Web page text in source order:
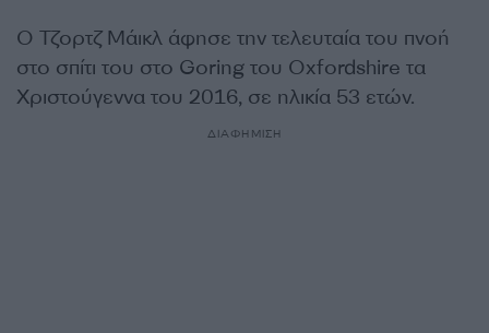
Ο Τζορτζ Μάικλ άφησε την τελευταία του πνοή
στο σπίτι του στο Goring του Oxfordshire τα
Χριστούγεννα του 2016, σε ηλικία 53 ετών.
ΔΙΑΦΗΜΙΣΗ